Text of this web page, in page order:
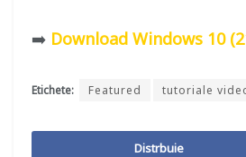
➡️ Download Windows 10
Etichete: Featured tutoriale
Distrbuie